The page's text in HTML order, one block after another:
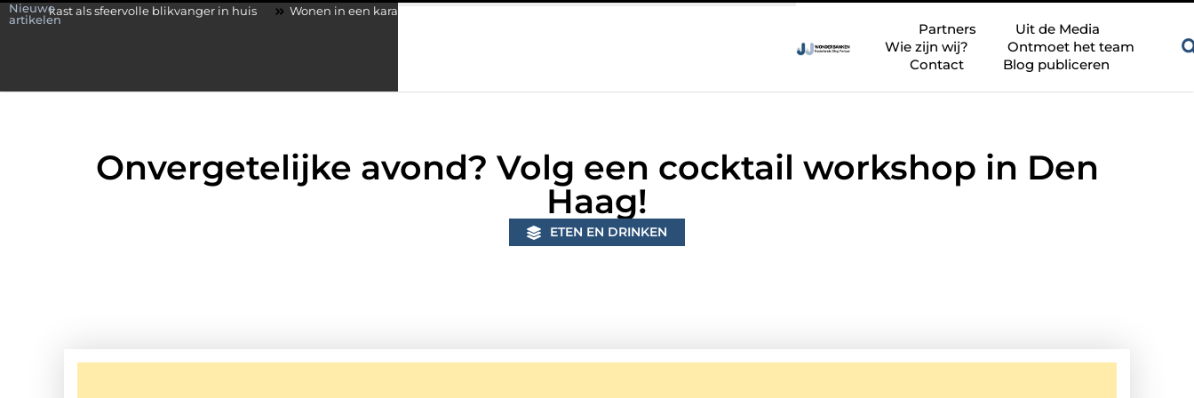
Nieuwe
artikelen
blikvanger in huis Wonen in een karakteristieke woning in Bunschoten? Controleer of je sloten nog voldoen aan de huidig
Partners
Uit de Media
Wie zijn wij?
Ontmoet het team
Contact
Blog publiceren
Onvergetelijke avond? Volg een cocktail workshop in Den
Haag!
ETEN EN DRINKEN